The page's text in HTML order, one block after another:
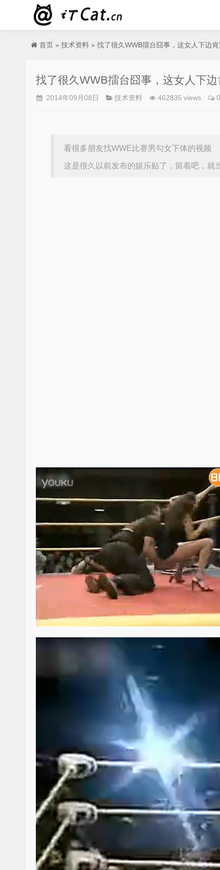
首页 » 技术资料 » 找了很久WWB擂台囧事，这女人下边
找了很久WWB擂台囧事，这女人下
2014年09月08日 技术资料 462835 views 0
看很多朋友找WWE比赛男勾女下体的视频
这是很久以前发布的娱乐贴了，留着吧，就